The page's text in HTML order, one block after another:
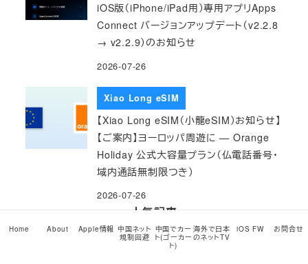
iOS版（iPhone/iPad用）専用アプリApps
Connect バージョンアップデート（v2.2.8
→ v2.2.9）のお知らせ
2026-07-26
Xiao Long eSIM
【Xiao Long eSIM（小龍eSIM）お知らせ】
【ご案内】ヨーロッパ周遊に — Orange
Holiday 公式大容量プラン（仏電話番号・
域内通話無制限つき）
2026-07-26
人気記事
M1以降のMac miniのSSDは超頑張れば
交換やアップグレードが可能…だがやらな
Home About Apple情報 中国ネット
規制回避
中国でカー
ト(ゴーカー
ト)
海外で日本
のネットTV
iOS FW お問合せ